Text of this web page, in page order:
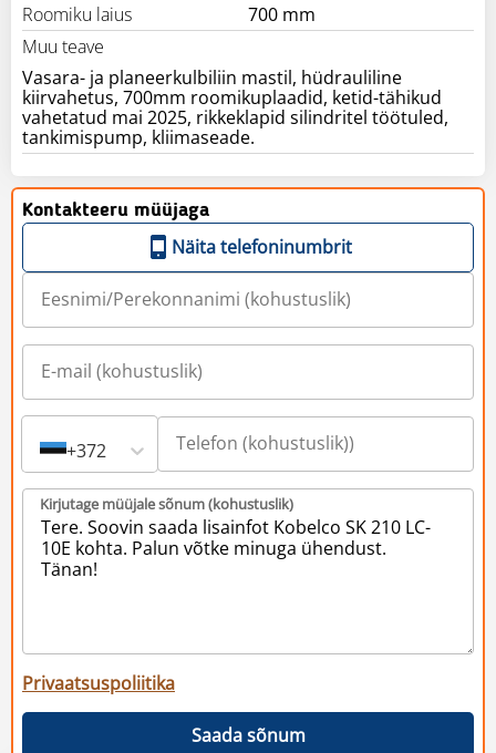
Roomiku laius
700 mm
Muu teave
Vasara- ja planeerkulbiliin mastil, hüdrauliline
kiirvahetus, 700mm roomikuplaadid, ketid-tähikud
vahetatud mai 2025, rikkeklapid silindritel töötuled,
tankimispump, kliimaseade.
Kontakteeru müüjaga
Näita telefoninumbrit
+372
Kirjutage müüjale sõnum (kohustuslik)
Privaatsuspoliitika
Saada sõnum